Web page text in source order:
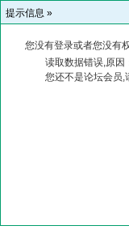
提示信息 »
您没有登录或者您没有
读取数据错误,原因
您还不是论坛会员,